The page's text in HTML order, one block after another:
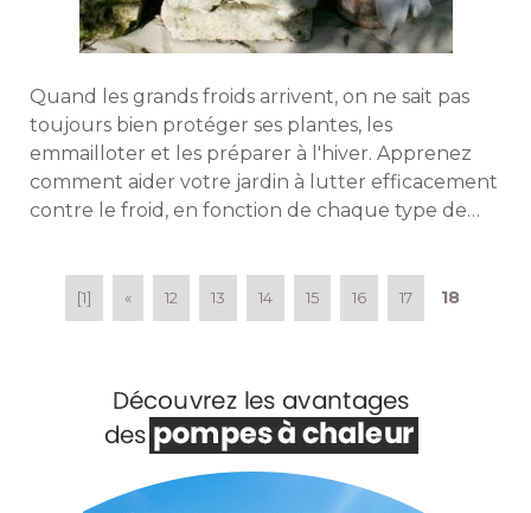
Quand les grands froids arrivent, on ne sait pas
toujours bien protéger ses plantes, les
emmailloter et les préparer à l'hiver. Apprenez
comment aider votre jardin à lutter efficacement
contre le froid, en fonction de chaque type de
[1] « 12 13 14 15 16 17 18